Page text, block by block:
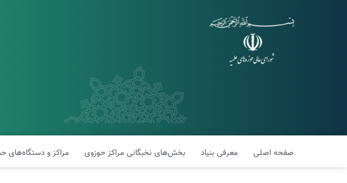
صفحه اصلی معرفی بنیاد بخش‌های نخبگانی مراکز حوزوی مراکز و دستگاه‌های